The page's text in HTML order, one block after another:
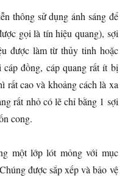
thông sử dụng ánh sáng để
gọi là tín hiệu quang), sợi
được làm từ thủy tinh hoặc
đồng, cáp quang rất ít bị
rất cao và khoảng cách là xa
rất nhỏ có lẽ chỉ bằng 1 sợi
cong.
một lớp lót mỏng với mục
được sắp xếp và bảo vệ